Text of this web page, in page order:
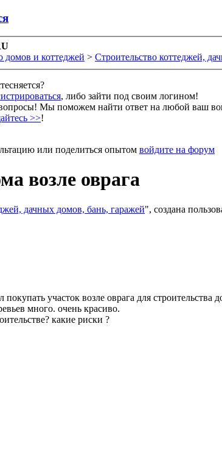
домов и коттеджей > Строительство коттеджей,
, либо зайти под своим логином!
вопросы! Мы поможем найти ответ на любой ваш
>>!
или поделиться опытом войдите на форум
возле оврага
дачных домов, бань, гаражей", создана
участок возле оврага для строительства
много. очень красиво.
какие риски ?